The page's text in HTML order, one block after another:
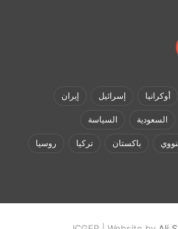
أوكرانيا إسرائيل إيران
السعودية السياسة
باكستان تركيا روسيا